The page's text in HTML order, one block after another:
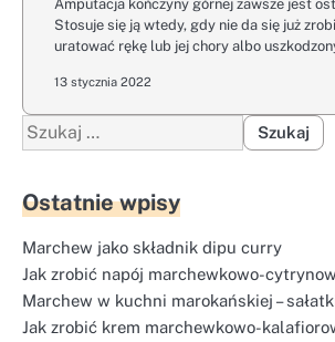
Amputacja kończyny górnej zawsze jest
Stosuje się ją wtedy, gdy nie da się już
uratować rękę lub jej chory albo
13 stycznia 2022
Szukaj:
Ostatnie wpisy
Marchew jako składnik dipu curry
Jak zrobić napój marchewkowo-
Marchew w kuchni marokańskiej –
Jak zrobić krem marchewkowo-